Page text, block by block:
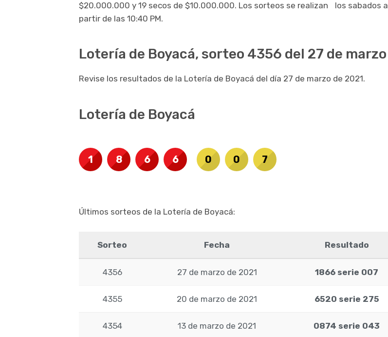
$20.000.000 y 19 secos de $10.000.000. Los sorteos se realizan los sabados a
partir de las 10:40 PM.
Lotería de Boyacá, sorteo 4356 del 27 de marzo
Revise los resultados de la Lotería de Boyacá del día 27 de marzo de 2021.
Lotería de Boyacá
1 8 6 6 0 0 7
Últimos sorteos de la Lotería de Boyacá:
Sorteo Fecha Resultado
4356 27 de marzo de 2021 1866 serie 007
4355 20 de marzo de 2021 6520 serie 275
4354 13 de marzo de 2021 0874 serie 043